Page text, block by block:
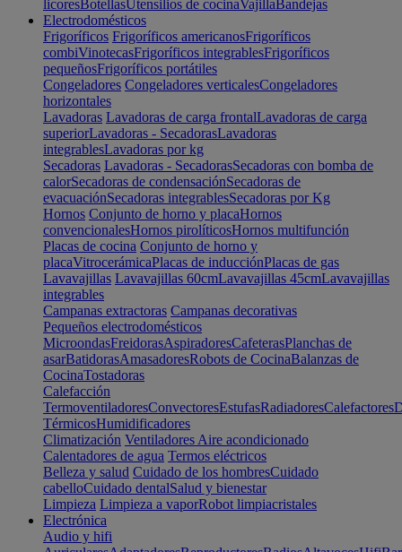
licoresBotellasUtensilios de cocinaVajillaBandejas
Electrodomésticos
Frigoríficos Frigoríficos americanosFrigoríficos
combiVinotecasFrigoríficos integrablesFrigoríficos
pequeñosFrigoríficos portátiles
Congeladores Congeladores verticalesCongeladores
horizontales
Lavadoras Lavadoras de carga frontalLavadoras de carga
superiorLavadoras - SecadorasLavadoras
integrablesLavadoras por kg
Secadoras Lavadoras - SecadorasSecadoras con bomba de
calorSecadoras de condensaciónSecadoras de
evacuaciónSecadoras integrablesSecadoras por Kg
Hornos Conjunto de horno y placaHornos
convencionalesHornos pirolíticosHornos multifunción
Placas de cocina Conjunto de horno y
placaVitrocerámicaPlacas de inducciónPlacas de gas
Lavavajillas Lavavajillas 60cmLavavajillas 45cmLavavajillas
integrables
Campanas extractoras Campanas decorativas
Pequeños electrodomésticos
MicroondasFreidorasAspiradoresCafeterasPlanchas de
asarBatidorasAmasadoresRobots de CocinaBalanzas de
CocinaTostadoras
Calefacción
TermoventiladoresConvectoresEstufasRadiadoresCalefactores
TérmicosHumidificadores
Climatización Ventiladores Aire acondicionado
Calentadores de agua Termos eléctricos
Belleza y salud Cuidado de los hombresCuidado
cabelloCuidado dentalSalud y bienestar
Limpieza Limpieza a vaporRobot limpiacristales
Electrónica
Audio y hifi